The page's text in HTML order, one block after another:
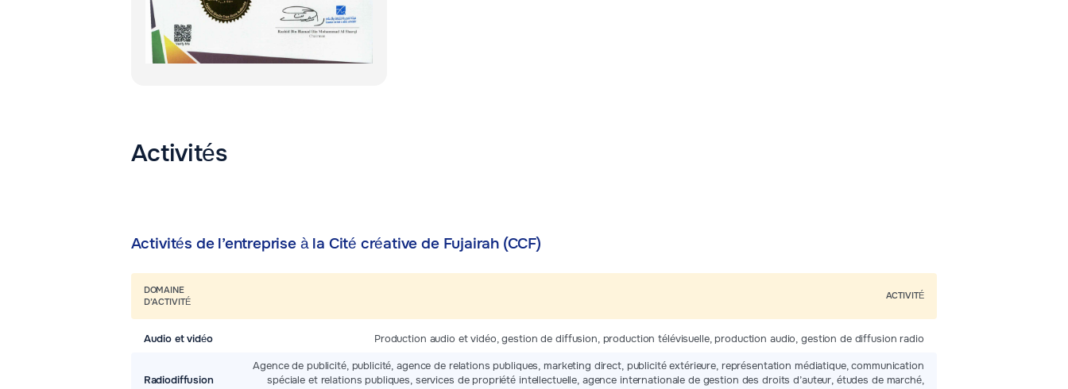
Activités
Activités de l’entreprise à la Cité créative de Fujairah (CCF)
DOMAINE
D’ACTIVITÉ
ACTIVITÉ
Audio et vidéo Production audio et vidéo, gestion de diffusion, production télévisuelle, production audio, gestion de diffusion radio
Radiodiffusion
Agence de publicité, publicité, agence de relations publiques, marketing direct, publicité extérieure, représentation médiatique, communication
spéciale et relations publiques, services de propriété intellectuelle, agence internationale de gestion des droits d’auteur, études de marché,